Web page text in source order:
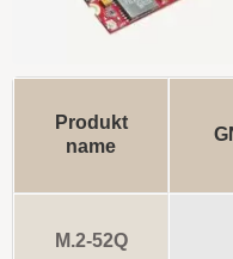
Produkt
name
M.2-52Q